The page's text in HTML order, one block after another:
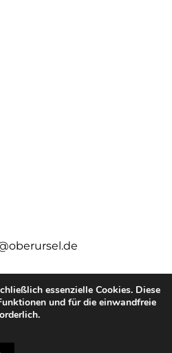
essenzielle Cookies. Diese
und für die einwandfreie